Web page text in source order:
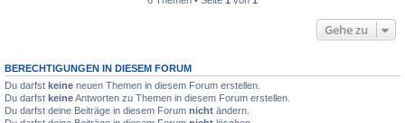
Gehe zu
BERECHTIGUNGEN IN DIESEM FORUM
Du darfst keine neuen Themen in diesem Forum erstellen.
Du darfst keineAntworten zu Themen in diesem Forum erstellen.
Du darfst deine Beiträge in diesem Forum nicht ändern.